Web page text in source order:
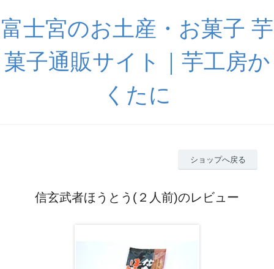
富士宮のお土産・お菓子 芋
菓子通販サイト｜芋工房か
くたに
ショップへ戻る
信玄武者ほうとう(２人前)のレビュー